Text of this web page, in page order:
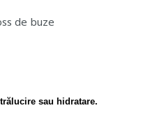
de buze
sau hidratare.